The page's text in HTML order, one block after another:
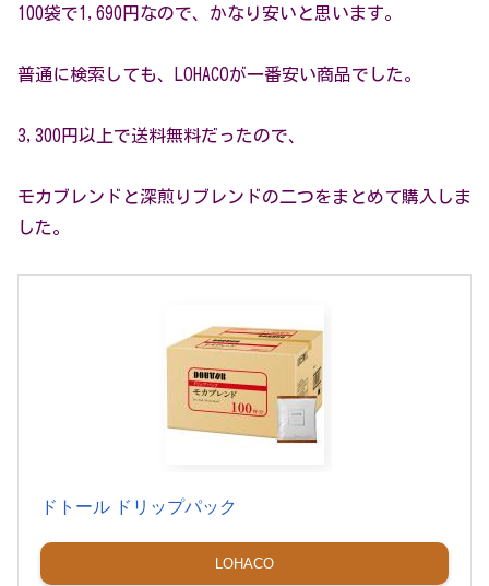
100袋で1,690円なので、かなり安いと思います。
普通に検索しても、LOHACOが一番安い商品でした。
3,300円以上で送料無料だったので、
モカブレンドと深煎りブレンドの二つをまとめて購入しま
した。
ドトール ドリップパック
LOHACO